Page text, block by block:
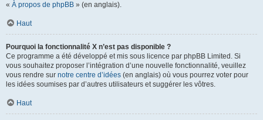
« À propos de phpBB » (en anglais).
Haut
Pourquoi la fonctionnalité X n’est pas disponible ?
Ce programme a été développé et mis sous licence par phpBB Limited. Si
vous souhaitez proposer l’intégration d’une nouvelle fonctionnalité, veuillez
vous rendre sur notre centre d’idées (en anglais) où vous pourrez voter pour
les idées soumises par d’autres utilisateurs et suggérer les vôtres.
Haut